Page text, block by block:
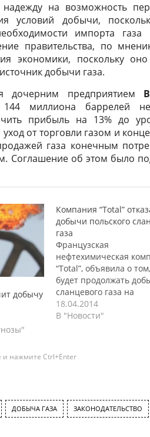
на возможность
условий добычи,
импорта газа
правительства, по
экономики, поскольку
добычи газа.
дочерним предприятием
миллиона баррелей
прибыль на 13% до
от торговли газом и
газа конечным
Соглашение об этом было
добычу
Компания “Total”
добычи польского
газа
Французская
нефтехимическая
“Total”, объявила о
будет продолжать
сланцевого газа на
территории Польши.
окончания лицензии на
приняло решение не
посчитали добычу
газа на территории
18.04.2014
В "Новости"
и нажмите Ctrl+Enter
ДОБЫЧА ГАЗА ЗАКОНОДАТЕЛЬСТВО